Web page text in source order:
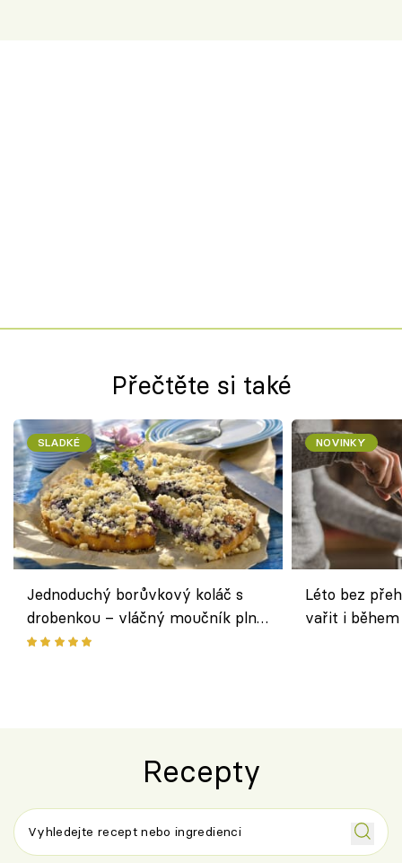
Přečtěte si také
SLADKÉ
Jednoduchý borůvkový koláč s
drobenkou – vláčný moučník plný
ovoce
NOVINKY
Léto bez
vařit i
Recepty